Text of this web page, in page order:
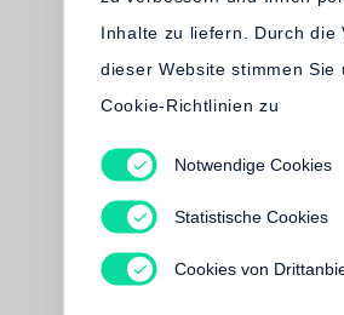
Inhalte zu liefern. Durch die
dieser Website stimmen Sie
Cookie-Richtlinien zu
Notwendige Cookies
Statistische Cookies
Cookies von